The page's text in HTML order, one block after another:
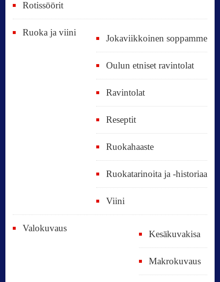
Rotissöörit
Ruoka ja viini
Jokaviikkoinen soppamme
Oulun etniset ravintolat
Ravintolat
Reseptit
Ruokahaaste
Ruokatarinoita ja -historiaa
Viini
Valokuvaus
Kesäkuvakisa
Makrokuvaus